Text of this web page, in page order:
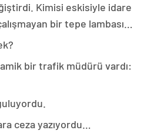
Kimisi eskisiyle idare
bir tepe lambası…
bir trafik müdürü vardı:
ceza yazıyordu…